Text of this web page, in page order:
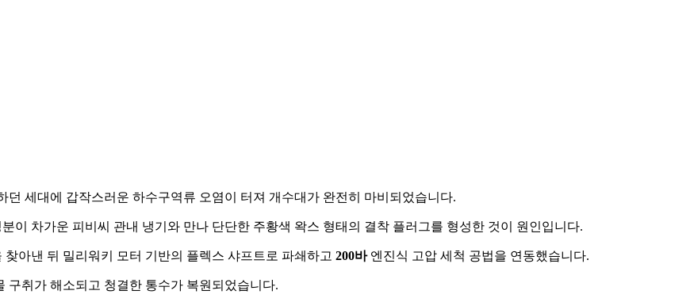
세대에 갑작스러운 하수구역류 오염이 터져 개수대가 완전히 마비되었습니다.
이 차가운 피비씨 관내 냉기와 만나 단단한 주황색 왁스 형태의 결착 플러그를 형성한 것이 원인입니다.
아낸 뒤 밀리워키 모터 기반의 플렉스 샤프트로 파쇄하고 200바엔진식 고압 세척 공법을 연동했습니다.
취가 해소되고 청결한 통수가 복원되었습니다.